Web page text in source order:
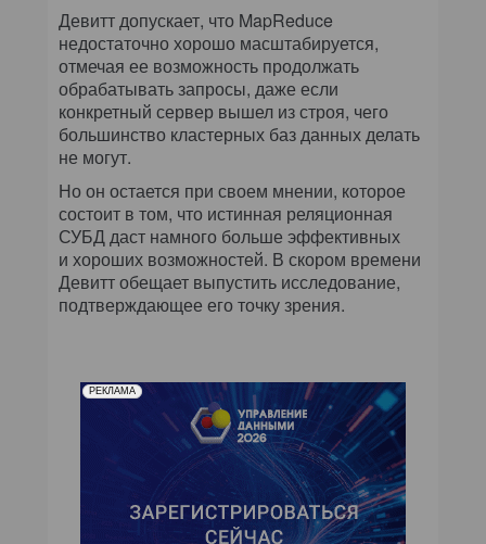
Девитт допускает, что MapReduce
недостаточно хорошо масштабируется,
отмечая ее возможность продолжать
обрабатывать запросы, даже если
конкретный сервер вышел из строя, чего
большинство кластерных баз данных делать
не могут.
Но он остается при своем мнении, которое
состоит в том, что истинная реляционная
СУБД даст намного больше эффективных
и хороших возможностей. В скором времени
Девитт обещает выпустить исследование,
подтверждающее его точку зрения.
РЕКЛАМА